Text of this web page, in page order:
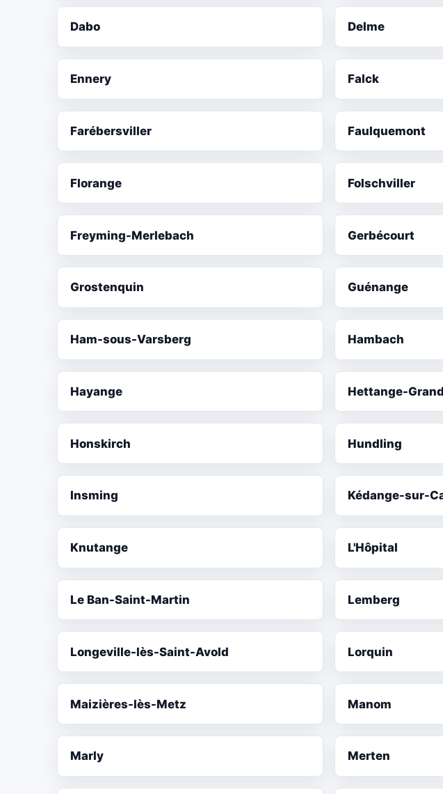
Dabo Delme
Ennery Falck
Farébersviller Faulquemont
Florange Folschviller
Freyming-Merlebach Gerbécourt
Grostenquin Guénange
Ham-sous-Varsberg Hambach
Hayange Hettange-
Honskirch Hundling
Insming Kédange-sur-
Knutange L'Hôpital
Le Ban-Saint-Martin Lemberg
Longeville-lès-Saint-Avold Lorquin
Maizières-lès-Metz Manom
Marly Merten